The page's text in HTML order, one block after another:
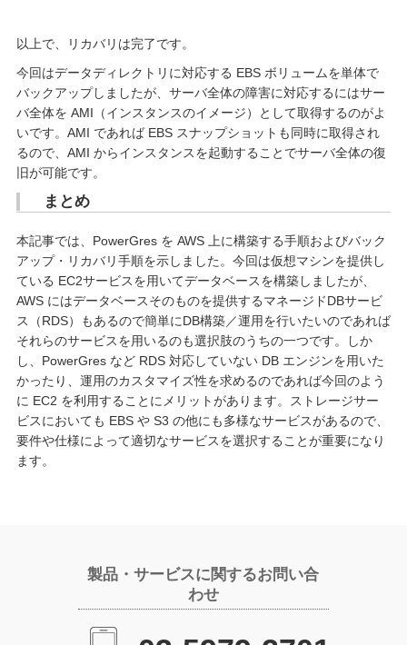
以上で、リカバリは完了です。
今回はデータディレクトリに対応する EBS ボリュームを単体で
バックアップしましたが、サーバ全体の障害に対応するにはサー
バ全体を AMI（インスタンスのイメージ）として取得するのがよ
いです。AMI であれば EBS スナップショットも同時に取得され
るので、AMI からインスタンスを起動することでサーバ全体の復
旧が可能です。
まとめ
本記事では、PowerGres を AWS 上に構築する手順およびバック
アップ・リカバリ手順を示しました。今回は仮想マシンを提供し
ている EC2サービスを用いてデータベースを構築しましたが、
AWS にはデータベースそのものを提供するマネージドDBサービ
ス（RDS）もあるので簡単にDB構築／運用を行いたいのであれば
それらのサービスを用いるのも選択肢のうちの一つです。しか
し、PowerGres など RDS 対応していない DB エンジンを用いた
かったり、運用のカスタマイズ性を求めるのであれば今回のよう
に EC2 を利用することにメリットがあります。ストレージサー
ビスにおいても EBS や S3 の他にも多様なサービスがあるので、
要件や仕様によって適切なサービスを選択することが重要になり
ます。
製品・サービスに関するお問い合
わせ